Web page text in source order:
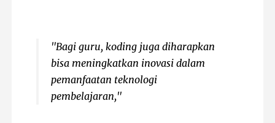
"Bagi guru, koding juga diharapkan
bisa meningkatkan inovasi dalam
pemanfaatan teknologi
pembelajaran,"